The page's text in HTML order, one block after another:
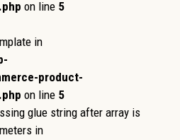
on line 5
in
product-
on line 5
glue string after array is
in